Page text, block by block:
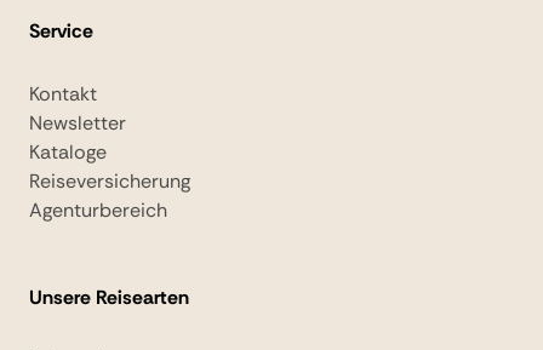
Service
Kontakt
Newsletter
Kataloge
Reiseversicherung
Agenturbereich
Unsere Reisearten